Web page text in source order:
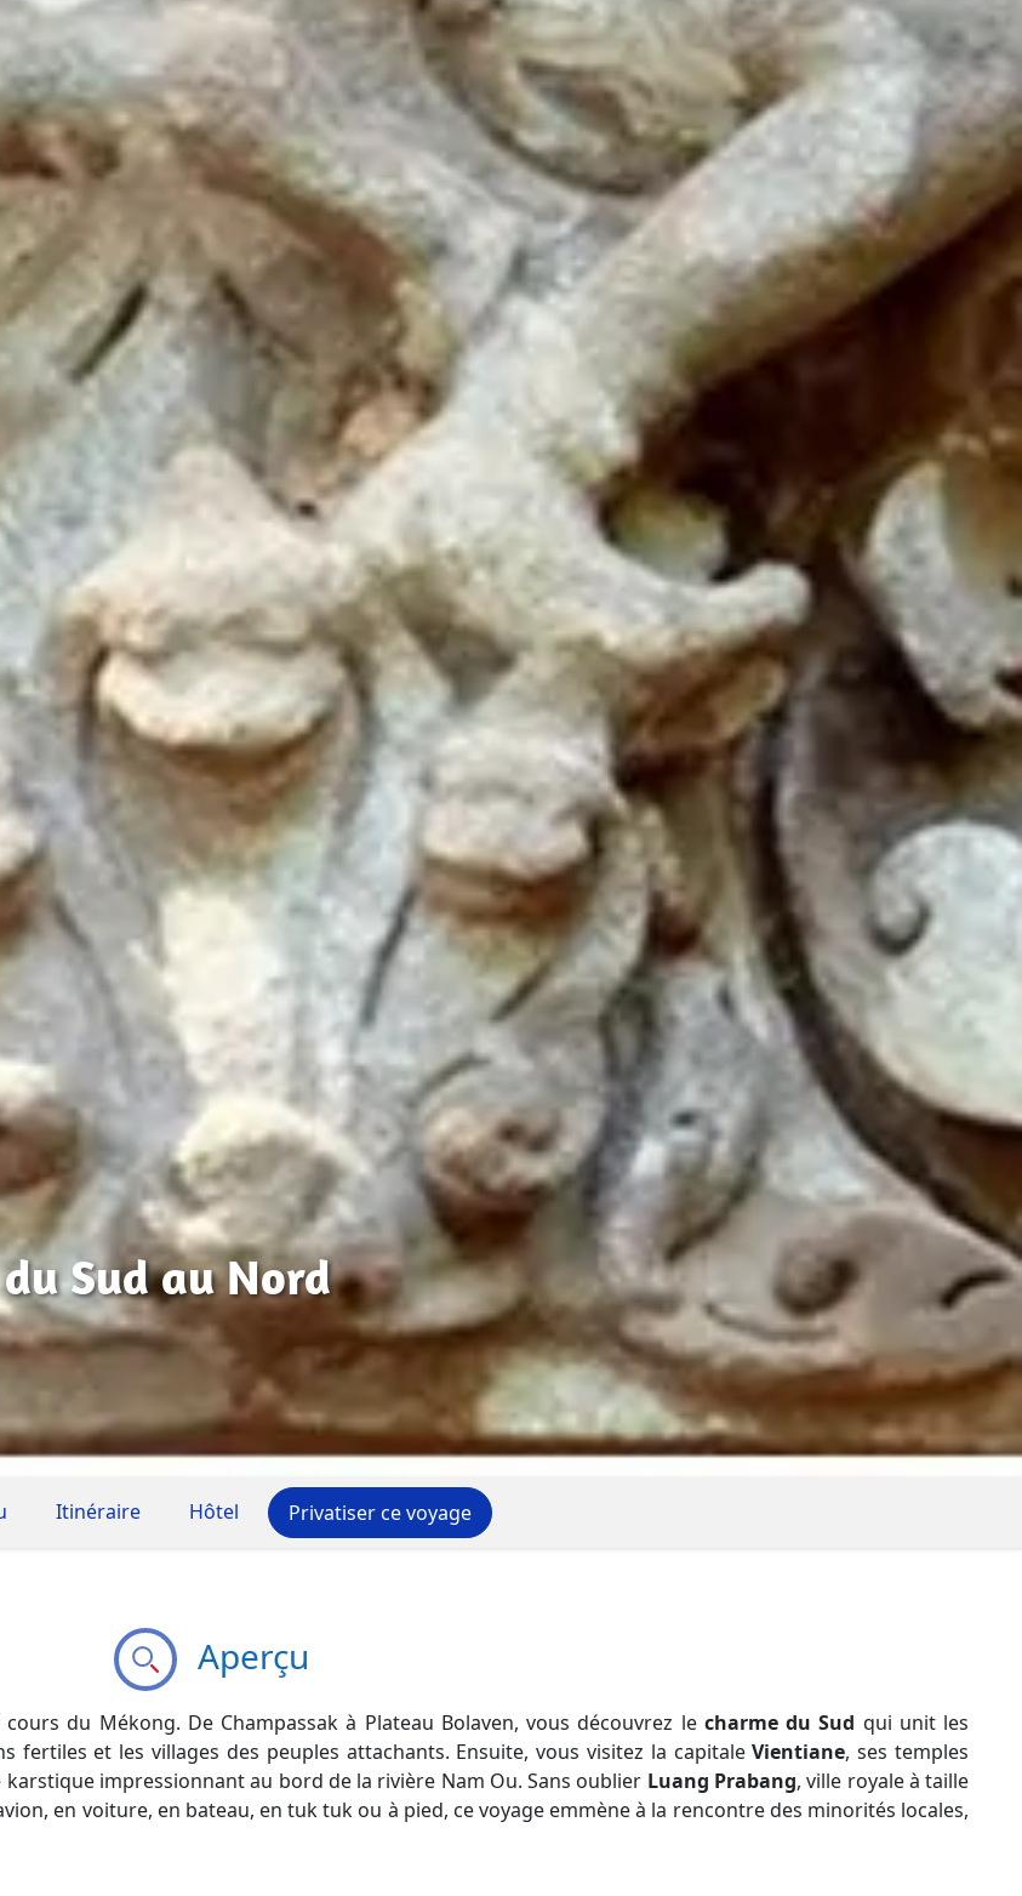
Sud au Nord
Itinéraire Hôtel Privatiser ce voyage
Aperçu
du Mékong. De Champassak à Plateau Bolaven, vous découvrez le charme du Sud qui unit les
fertiles et les villages des peuples attachants. Ensuite, vous visitez la capitaleVientiane, ses temples
karstique impressionnant au bord de la rivière Nam Ou. Sans oublier Luang Prabang, ville royale à taille
en voiture, en bateau, en tuk tuk ou à pied, ce voyage emmène à la rencontre des minorités locales,